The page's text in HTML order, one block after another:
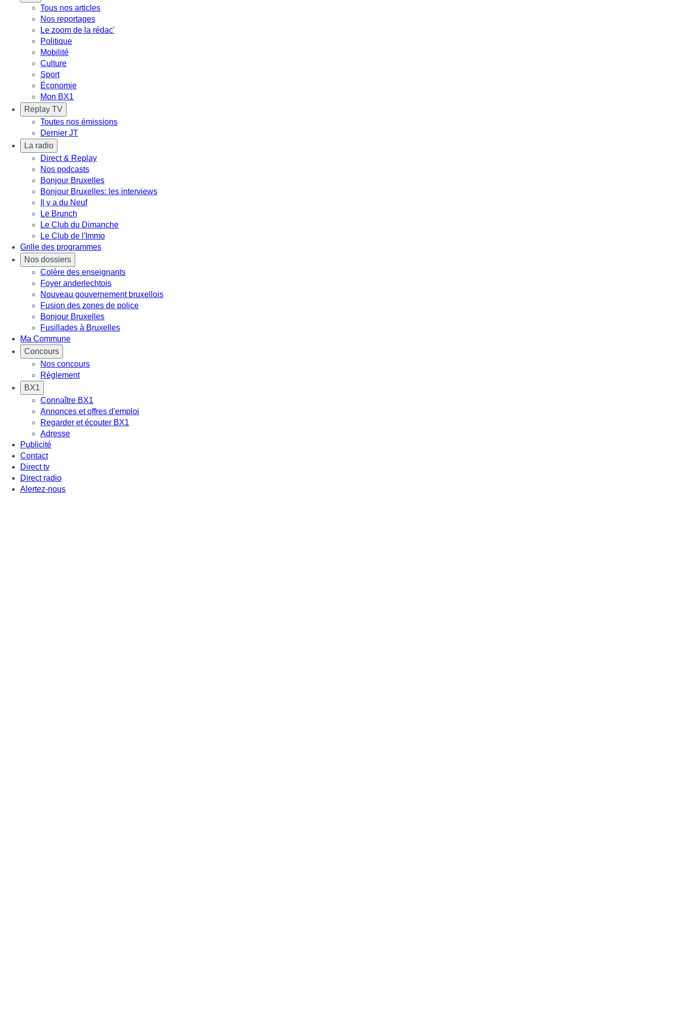
Tous nos articles
Nos reportages
Le zoom de la rédac'
Politique
Mobilité
Culture
Sport
Économie
Mon BX1
Replay TV
Toutes nos émissions
Dernier JT
La radio
Direct & Replay
Nos podcasts
Bonjour Bruxelles
Bonjour Bruxelles: les interviews
Il y a du Neuf
Le Brunch
Le Club du Dimanche
Le Club de l'Immo
Grille des programmes
Nos dossiers
Colère des enseignants
Foyer anderlechtois
Nouveau gouvernement bruxellois
Fusion des zones de police
Bonjour Bruxelles
Fusillades à Bruxelles
Ma Commune
Concours
Nos concours
Règlement
BX1
Connaître BX1
Annonces et offres d'emploi
Regarder et écouter BX1
Adresse
Publicité
Contact
Direct tv
Direct radio
Alertez-nous